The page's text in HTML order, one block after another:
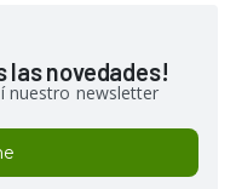
las novedades!
nuestro newsletter